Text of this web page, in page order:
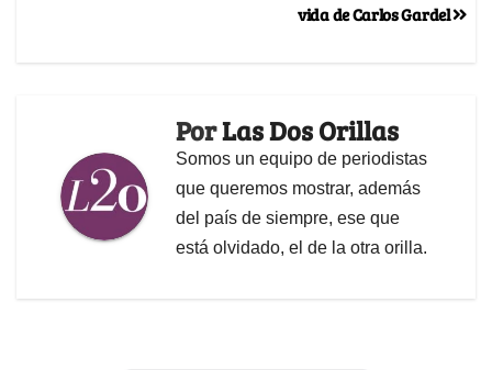
vida de Carlos Gardel
PorLas Dos Orillas
Somos un equipo de periodistas
que queremos mostrar, además
del país de siempre, ese que
está olvidado, el de la otra orilla.